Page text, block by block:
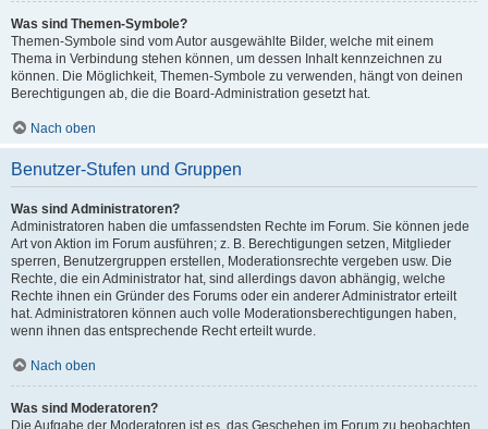
Was sind Themen-Symbole?
Themen-Symbole sind vom Autor ausgewählte Bilder, welche mit einem
Thema in Verbindung stehen können, um dessen Inhalt kennzeichnen zu
können. Die Möglichkeit, Themen-Symbole zu verwenden, hängt von deinen
Berechtigungen ab, die die Board-Administration gesetzt hat.
Nach oben
Benutzer-Stufen und Gruppen
Was sind Administratoren?
Administratoren haben die umfassendsten Rechte im Forum. Sie können jede
Art von Aktion im Forum ausführen; z. B. Berechtigungen setzen, Mitglieder
sperren, Benutzergruppen erstellen, Moderationsrechte vergeben usw. Die
Rechte, die ein Administrator hat, sind allerdings davon abhängig, welche
Rechte ihnen ein Gründer des Forums oder ein anderer Administrator erteilt
hat. Administratoren können auch volle Moderationsberechtigungen haben,
wenn ihnen das entsprechende Recht erteilt wurde.
Nach oben
Was sind Moderatoren?
Die Aufgabe der Moderatoren ist es, das Geschehen im Forum zu beobachten.